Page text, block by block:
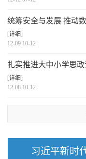
统筹安全与发展 推动
[详细]
12-09 10-12
扎实推进大中小学思
[详细]
12-08 10-12
习近平新时